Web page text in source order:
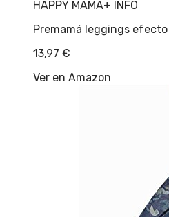
HAPPY MAMA+ INFO
Premamá leggings
13,97 €
Ver en Amazon